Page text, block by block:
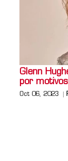
Glenn
por
Oct 06, 2023